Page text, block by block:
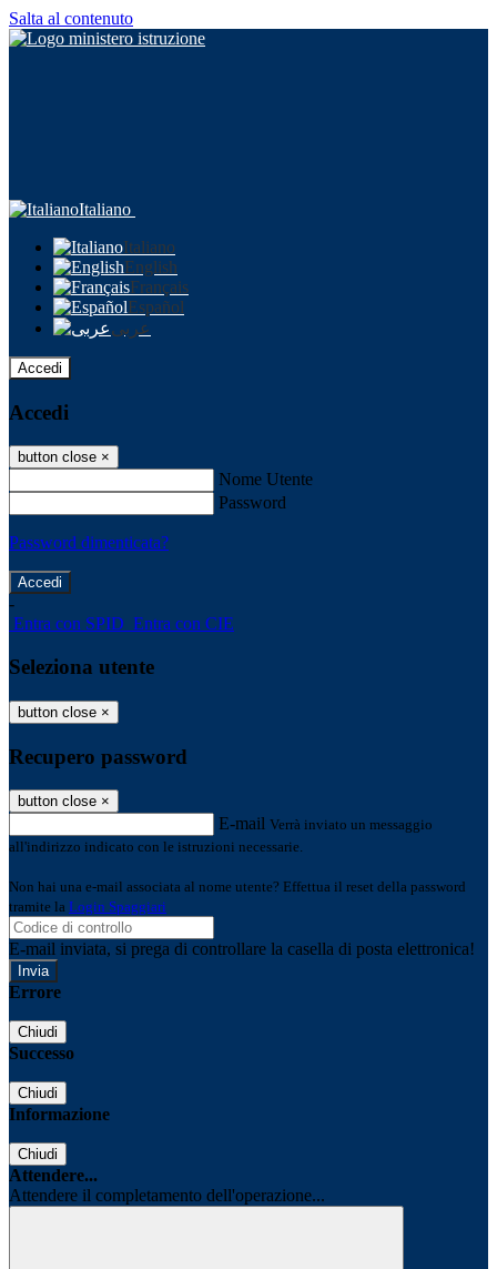
Salta al contenuto
Italiano
Italiano
English
Français
Español
عربى
Accedi
Accedi
button close ×
Nome Utente
Password
Password dimenticata?
-
Entra con SPID Entra con CIE
Seleziona utente
button close ×
Recupero password
button close ×
E-mail Verrà inviato un messaggio
all'indirizzo indicato con le istruzioni necessarie.
Non hai una e-mail associata al nome utente? Effettua il reset della password
tramite la Login Spaggiari
E-mail inviata, si prega di controllare la casella di posta elettronica!
Errore
Chiudi
Successo
Chiudi
Informazione
Chiudi
Attendere...
Attendere il completamento dell'operazione...